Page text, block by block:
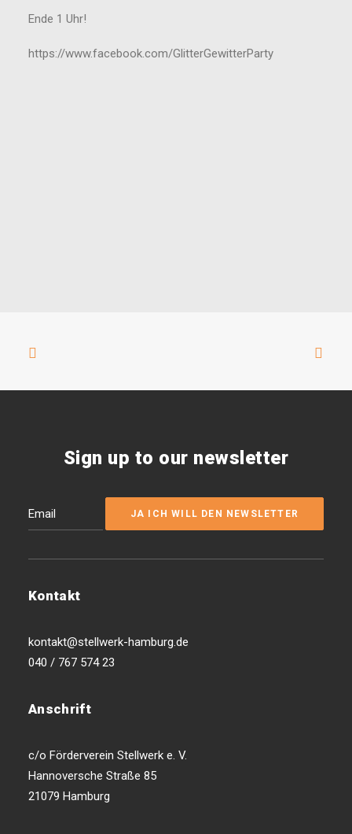
Ende 1 Uhr!
https://www.facebook.com/GlitterGewitterParty
Sign up to our newsletter
Kontakt
kontakt@stellwerk-hamburg.de
040 / 767 574 23
Anschrift
c/o Förderverein Stellwerk e. V.
Hannoversche Straße 85
21079 Hamburg